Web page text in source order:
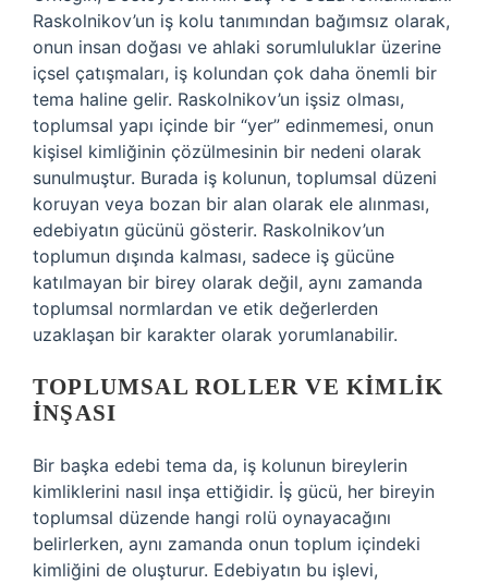
Raskolnikov’un iş kolu tanımından bağımsız olarak,
onun insan doğası ve ahlaki sorumluluklar üzerine
içsel çatışmaları, iş kolundan çok daha önemli bir
tema haline gelir. Raskolnikov’un işsiz olması,
toplumsal yapı içinde bir “yer” edinmemesi, onun
kişisel kimliğinin çözülmesinin bir nedeni olarak
sunulmuştur. Burada iş kolunun, toplumsal düzeni
koruyan veya bozan bir alan olarak ele alınması,
edebiyatın gücünü gösterir. Raskolnikov’un
toplumun dışında kalması, sadece iş gücüne
katılmayan bir birey olarak değil, aynı zamanda
toplumsal normlardan ve etik değerlerden
uzaklaşan bir karakter olarak yorumlanabilir.
TOPLUMSAL ROLLER VE KIMLIK
İNŞASI
Bir başka edebi tema da, iş kolunun bireylerin
kimliklerini nasıl inşa ettiğidir. İş gücü, her bireyin
toplumsal düzende hangi rolü oynayacağını
belirlerken, aynı zamanda onun toplum içindeki
kimliğini de oluşturur. Edebiyatın bu işlevi,